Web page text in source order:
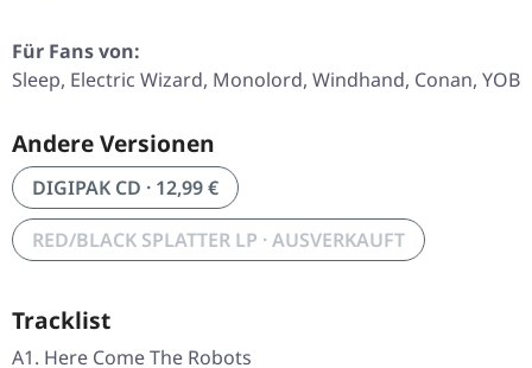
Für Fans von:
Sleep, Electric Wizard, Monolord, Windhand, Conan, YOB
Andere Versionen
DIGIPAK CD · 12,99 €
RED/BLACK SPLATTER LP · AUSVERKAUFT
Tracklist
A1. Here Come The Robots